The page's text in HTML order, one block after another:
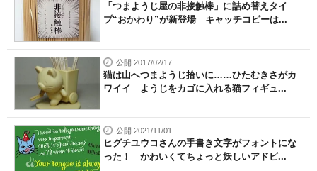
「つまようじ屋の非接触棒」に詰め替えタイ
プ“おかわり”が新登場 キャッチコピーは...
公開 2017/02/17
猫は山へつまようじ拾いに……ひたむきさがカ
ワイイ ようじをカゴに入れる猫フィギュ...
公開 2021/11/01
ヒグチユウコさんの手書き文字がフォントにな
った！ かわいくてちょっと妖しいアドビ...